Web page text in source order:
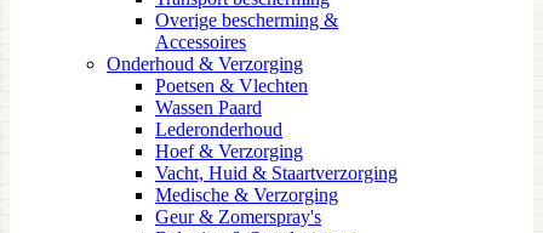
Overige bescherming &
Accessoires
Onderhoud & Verzorging
Poetsen & Vlechten
Wassen Paard
Lederonderhoud
Hoef & Verzorging
Vacht, Huid & Staartverzorging
Medische & Verzorging
Geur & Zomerspray's